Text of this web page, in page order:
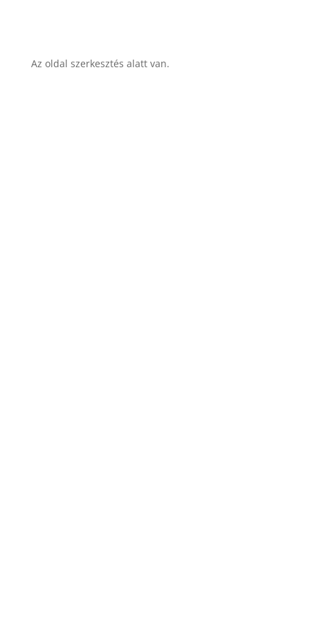
Az oldal szerkesztés alatt van.